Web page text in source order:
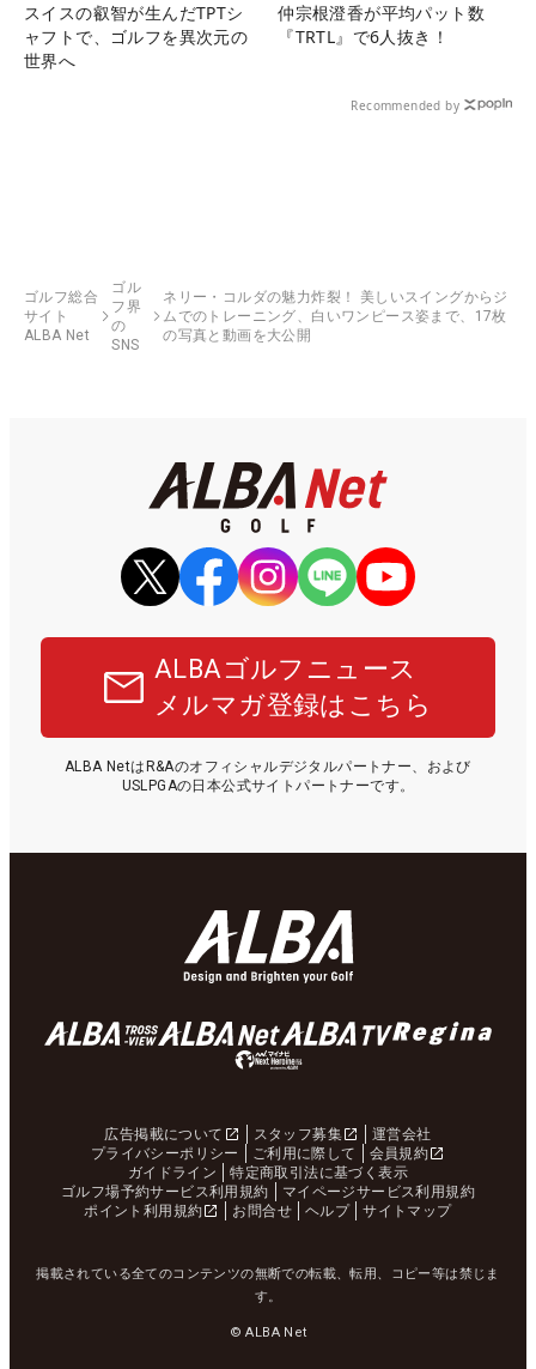
スイスの叡智が生んだTPTシ
ャフトで、ゴルフを異次元の
世界へ
仲宗根澄香が平均パット数
『TRTL』で6人抜き！
Recommended by
ゴルフ総合
サイト
ALBA Net
ゴル
フ界
の
SNS
ネリー・コルダの魅力炸裂！ 美しいスイングからジ
ムでのトレーニング、白いワンピース姿まで、17枚
の写真と動画を大公開
ALBAゴルフニュース
メルマガ登録はこちら
ALBA NetはR&Aのオフィシャルデジタルパートナー、および
USLPGAの日本公式サイトパートナーです。
広告掲載について スタッフ募集
運営会社
プライバシーポリシー
ご利用に際して
会員規約
ガイドライン
特定商取引法に基づく表示
ゴルフ場予約サービス利用規約
マイページサービス利用規約
ポイント利用規約
お問合せ ヘルプ サイトマップ
掲載されている全てのコンテンツの無断での転載、転用、コピー等は禁じま
す。
© ALBA Net